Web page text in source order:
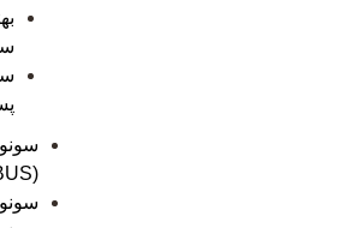
(EBUS)